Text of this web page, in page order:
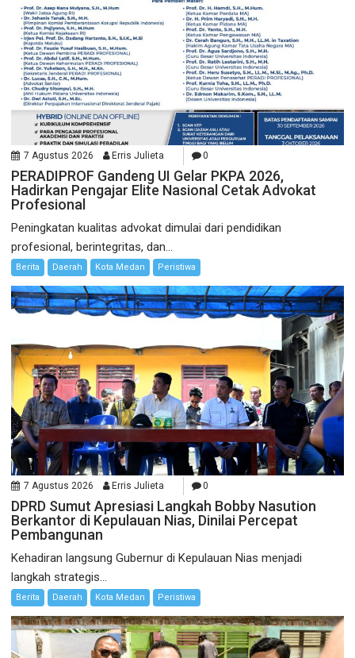
7 Agustus 2026 Erris Julieta 0
PERADIPROF Gandeng UI Gelar PKPA 2026,
Hadirkan Pengajar Elite Nasional Cetak Advokat
Profesional
Peningkatan kualitas advokat dimulai dari pendidikan
profesional, berintegritas, dan...
Berita Daerah Kota Medan Peristiwa
7 Agustus 2026 Erris Julieta 0
DPRD Sumut Apresiasi Langkah Bobby Nasution
Berkantor di Kepulauan Nias, Dinilai Percepat
Pembangunan
Kehadiran langsung Gubernur di Kepulauan Nias menjadi
langkah strategis...
Berita Daerah Kota Medan Peristiwa